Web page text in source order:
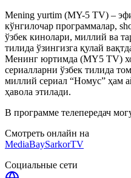
Mening yurtim (MY-5 TV) –
кўнгилочар программалар,
ўзбек кинолари, миллий ва
тилида ўзингизга қулай
Менинг юртимда (MY5 TV)
сериалларни ўзбек тилида
миллий сериал “Номус” ҳам
ҳавола этилади.
В программе телепередач
Смотреть онлайн на
MediaBaySarkorTV
Социальные сети